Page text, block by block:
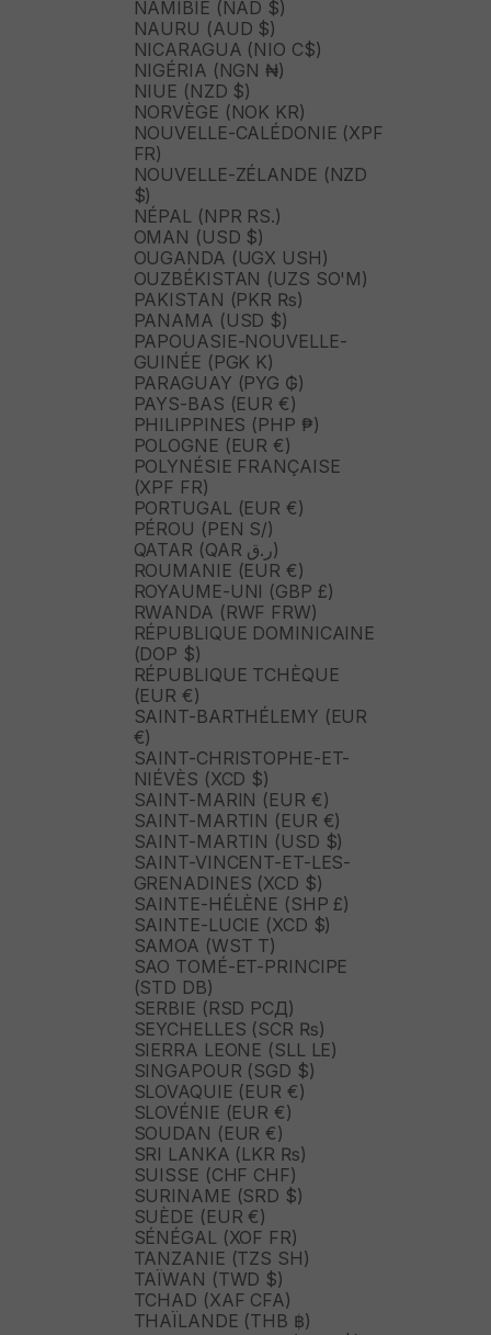
NAMIBIE (NAD $)
NAURU (AUD $)
NICARAGUA (NIO C$)
NIGÉRIA (NGN ₦)
NIUE (NZD $)
NORVÈGE (NOK KR)
NOUVELLE-CALÉDONIE (XPF
FR)
NOUVELLE-ZÉLANDE (NZD
$)
NÉPAL (NPR RS.)
OMAN (USD $)
OUGANDA (UGX USH)
OUZBÉKISTAN (UZS SO'M)
PAKISTAN (PKR ₨)
PANAMA (USD $)
PAPOUASIE-NOUVELLE-
GUINÉE (PGK K)
PARAGUAY (PYG ₲)
PAYS-BAS (EUR €)
PHILIPPINES (PHP ₱)
POLOGNE (EUR €)
POLYNÉSIE FRANÇAISE
(XPF FR)
PORTUGAL (EUR €)
PÉROU (PEN S/)
QATAR (QAR ر.ق)
ROUMANIE (EUR €)
ROYAUME-UNI (GBP £)
RWANDA (RWF FRW)
RÉPUBLIQUE DOMINICAINE
(DOP $)
RÉPUBLIQUE TCHÈQUE
(EUR €)
SAINT-BARTHÉLEMY (EUR
€)
SAINT-CHRISTOPHE-ET-
NIÉVÈS (XCD $)
SAINT-MARIN (EUR €)
SAINT-MARTIN (EUR €)
SAINT-MARTIN (USD $)
SAINT-VINCENT-ET-LES-
GRENADINES (XCD $)
SAINTE-HÉLÈNE (SHP £)
SAINTE-LUCIE (XCD $)
SAMOA (WST T)
SAO TOMÉ-ET-PRINCIPE
(STD DB)
SERBIE (RSD РСД)
SEYCHELLES (SCR ₨)
SIERRA LEONE (SLL LE)
SINGAPOUR (SGD $)
SLOVAQUIE (EUR €)
SLOVÉNIE (EUR €)
SOUDAN (EUR €)
SRI LANKA (LKR ₨)
SUISSE (CHF CHF)
SURINAME (SRD $)
SUÈDE (EUR €)
SÉNÉGAL (XOF FR)
TANZANIE (TZS SH)
TAÏWAN (TWD $)
TCHAD (XAF CFA)
THAÏLANDE (THB ฿)